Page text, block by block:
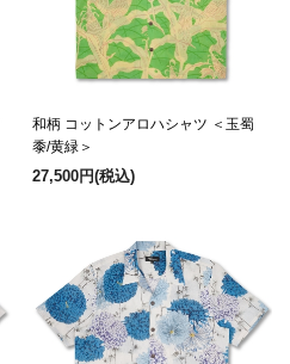
和柄 コットンアロハシャツ ＜玉蜀
黍/黄緑＞
27,500円(税込)